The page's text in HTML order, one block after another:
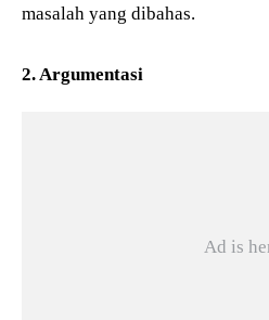
masalah yang dibahas.
2. Argumentasi